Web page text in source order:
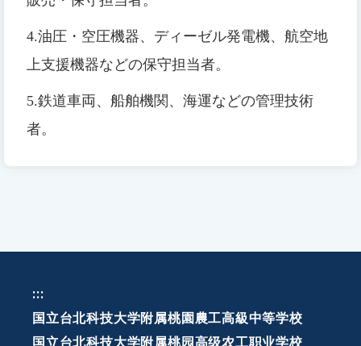
4.油圧・空圧機器、ディーゼル発電機、航空地
上支援機器などの保守担当者。
5.鉄道車両、船舶機関、海運などの管理技術
者。
:::
国立台北科技大学附属桃園農工高級中等学校
国立台北科技大学附属桃园高级农工职业学校